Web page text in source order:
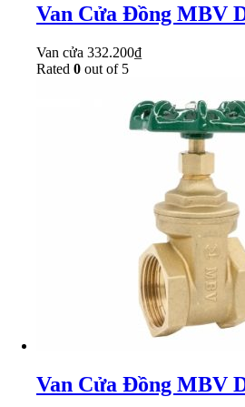
Van Cửa Đồng MBV
Van cửa 332.200₫
Rated 0 out of 5
Van Cửa Đồng MBV